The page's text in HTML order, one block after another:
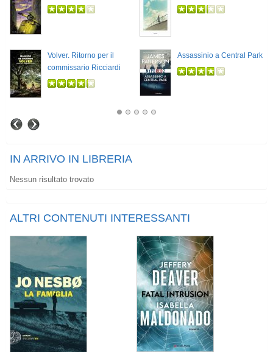
Volver. Ritorno per il
commissario Ricciardi
Assassinio a Central Park
IN ARRIVO IN LIBRERIA
Nessun risultato trovato
ALTRI CONTENUTI INTERESSANTI